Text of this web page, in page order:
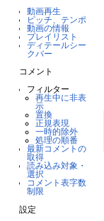
動画再生
ピッチ、テンポ
動画の情報
プレイリスト
ディテールシー
クバー
コメント
フィルター
再生中に非表
示
置換
正規表現
一時的除外
処理の順番
最新コメントの
取得
読み込み対象・
選択
コメント表字数
制限
設定